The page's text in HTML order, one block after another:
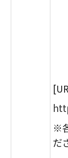
※
だ